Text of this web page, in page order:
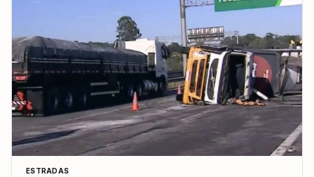
ESTRADAS